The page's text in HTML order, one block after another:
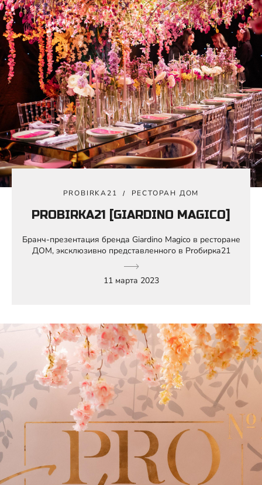
PROBIRKA21 РЕСТОРАН ДОМ
PROBIRKA21 [GIARDINO MAGICO]
Бранч-презентация бренда Giardino Magico в ресторане
ДОМ, эксклюзивно представленного в Prобирка21
11 марта 2023